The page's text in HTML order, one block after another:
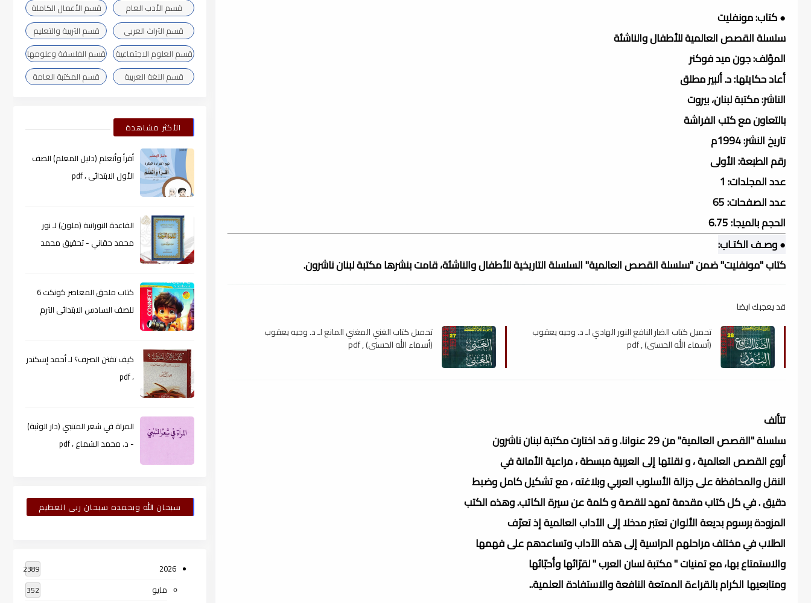
● كتاب: مونفليت
سلسلة القصص العالمية للأطفال والناشئة
المؤلف: جون ميد فوكنر
أعاد حكايتها: د. ألبير مطلق
الناشر: مكتبة لبنان، بيروت
بالتعاون مع كتب الفراشة
تاريخ النشر: 1994م
رقم الطبعة: الأولى
عدد المجلدات: 1
عدد الصفحات: 65
الحجم بالميجا: 6.75
● وصـف الكتـاب:
كتاب "مونفليت" ضمن "سلسلة القصص العالمية" السلسلة التاريخية للأطفال والناشئة، قامت بنشرها مكتبة لبنان ناشرون.
قد يعجبك ايضا
تحميل كتاب الضار النافع النور الهادي لـ د. وجيه يعقوب
(أسماء الله الحسنى) , pdf
تحميل كتاب الغني المغني المانع لـ د. وجيه يعقوب
(أسماء الله الحسنى) , pdf
تتألف
سلسلة "القصص العالمية" من 29 عنوانا. و قد اختارت مكتبة لبنان ناشرون
أروع القصص العالمية ، و نقلتها إلى العربية مبسطة ، مراعية الأمانة في
النقل والمحافظة على جزالة الأسلوب العربي وبلاغته ، مع تشكيل كامل وضبط
دقيق . في كل كتاب مقدمة تمهد للقصة و كلمة عن سيرة الكاتب. وهذه الكتب
المزودة برسوم بديعة الألوان تعتبر مدخلا إلى الآداب العالمية إذ تعرّف
الطلاب في مختلف مراحلهم الدراسية إلى هذه الآداب وتساعدهم على فهمها
والاستمتاع بها، مع تمنيات " مكتبة لسان العرب " لقرّائها وأحبّائها
ومتابعيها الكرام بالقراءة الممتعة النافعة والاستفادة العلمية..
قسم الأدب العام
قسم الأعمال الكاملة
قسم التراث العربى
قسم التربية والتعليم
قسم العلوم الاجتماعية
قسم الفلسفة وعلومها
قسم اللغة العربية
قسم المكتبة العامة
الأكثر مشاهدة
أقرأ وأتعلم (دليل المعلم) الصف
الأول الابتدائى ، pdf
القاعدة النورانية (ملون) لـ نور
محمد حقاني - تحقيق محمد
كتاب ملحق المعاصر كونكت 6
للصف السادس الابتدائى الترم
كيف تقتن الصرف؟ لـ أحمد إسكندر
، pdf
المراة في شعر المتنبي (دار الوثبة)
- د. محمد الشماع ، pdf
سبحان الله وبحمده سبحان ربى العظيم
2026
2389
مايو 352